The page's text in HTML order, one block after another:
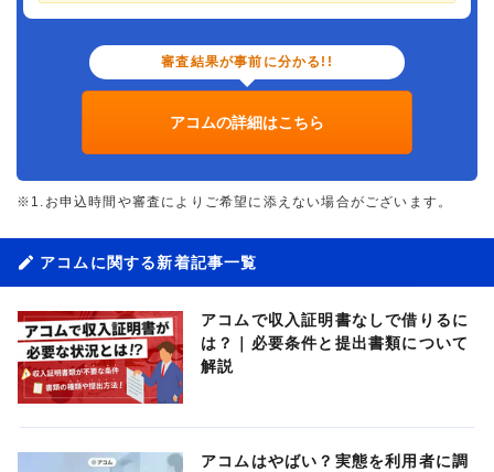
審査結果が事前に分かる!!
アコムの詳細はこちら
※1.お申込時間や審査によりご希望に添えない場合がございます。
アコムに関する新着記事一覧
アコムで収入証明書なしで借りるに
は？｜必要条件と提出書類について
解説
アコムはやばい？実態を利用者に調